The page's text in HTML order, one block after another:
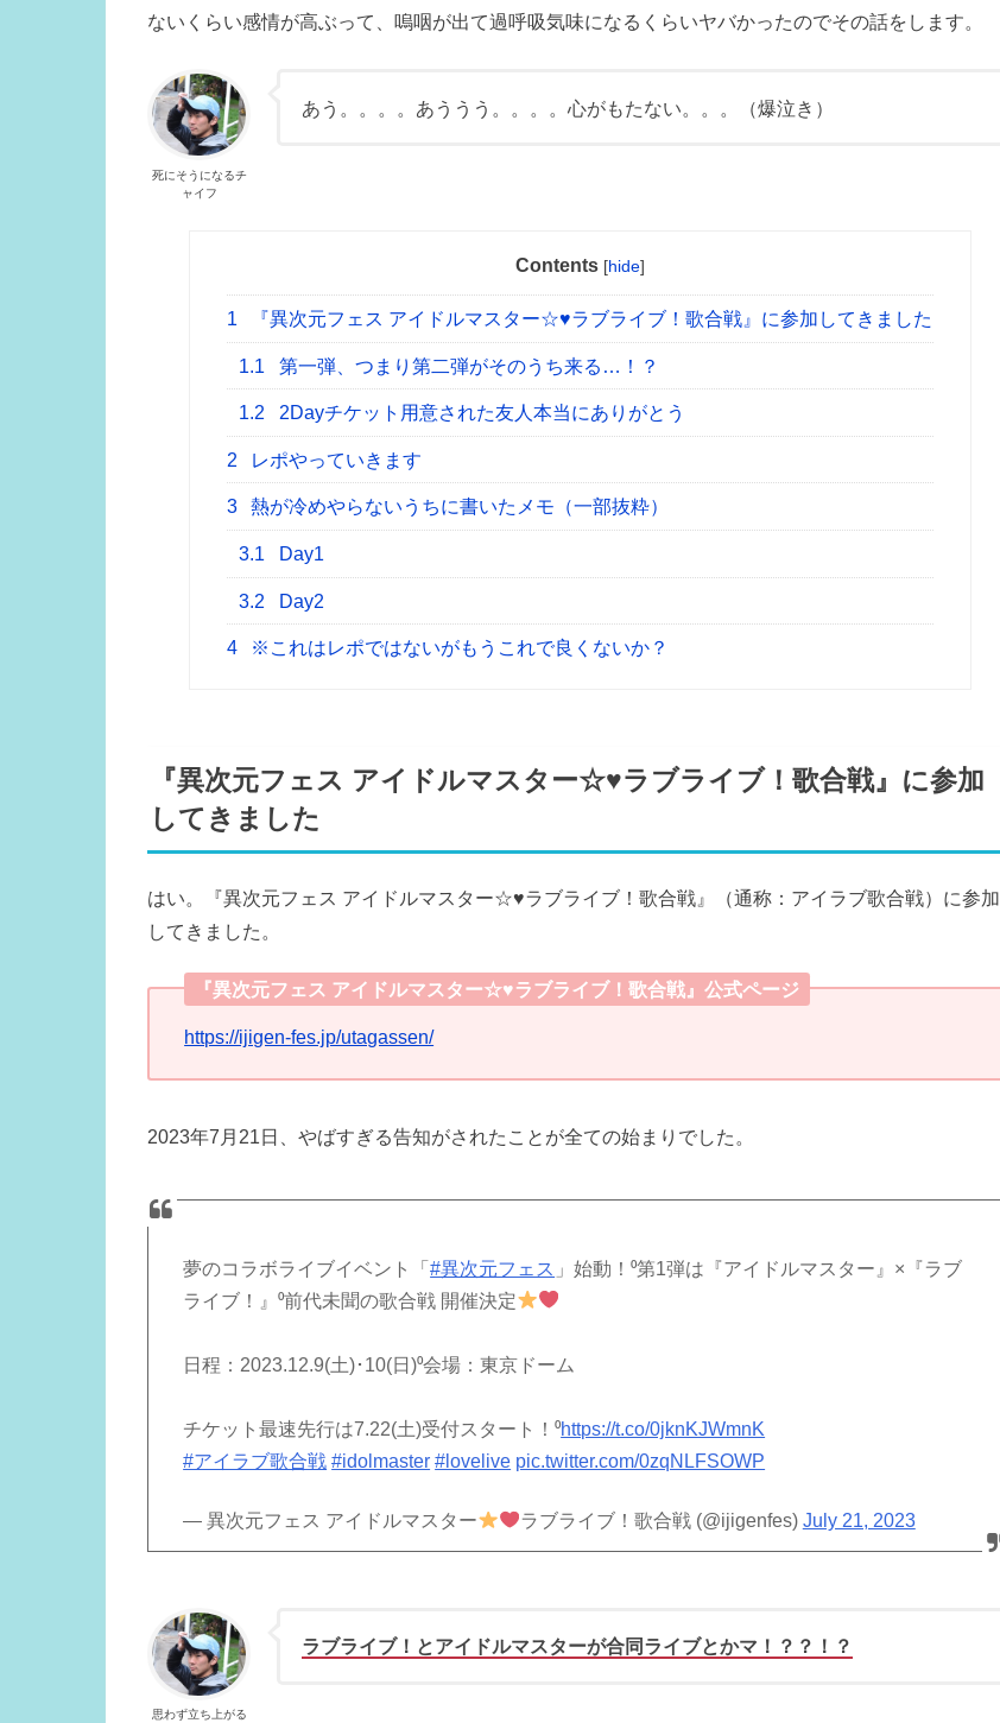
ないくらい感情が高ぶって、嗚咽が出て過呼吸気味になるくらいヤバかったのでその話をします。
死にそうになるチ
ャイフ
あう。。。。あううう。。。。心がもたない。。。（爆泣き）
Contents [hide]
1 『異次元フェス アイドルマスター☆♥ラブライブ！歌合戦』に参加してきました
1.1 第一弾、つまり第二弾がそのうち来る…！？
1.2 2Dayチケット用意された友人本当にありがとう
2 レポやっていきます
3 熱が冷めやらないうちに書いたメモ（一部抜粋）
3.1 Day1
3.2 Day2
4 ※これはレポではないがもうこれで良くないか？
『異次元フェス アイドルマスター☆♥ラブライブ！歌合戦』に参加
してきました
はい。『異次元フェス アイドルマスター☆♥ラブライブ！歌合戦』（通称：アイラブ歌合戦）に参加
してきました。
『異次元フェス アイドルマスター☆♥ラブライブ！歌合戦』公式ページ
https://ijigen-fes.jp/utagassen/
2023年7月21日、やばすぎる告知がされたことが全ての始まりでした。
夢のコラボライブイベント「#異次元フェス 」始動！⁰第1弾は『アイドルマスター』×『ラブ
ライブ！』⁰前代未聞の歌合戦 開催決定
日程：2023.12.9(土)･10(日)⁰会場：東京ドーム
チケット最速先行は7.22(土)受付スタート！⁰https://t.co/0jknKJWmnK
#アイラブ歌合戦 #idolmaster #lovelive pic.twitter.com/0zqNLFSOWP
— 異次元フェス アイドルマスター ラブライブ！歌合戦 (@ijigenfes) July 21, 2023
思わず立ち上がる
ラブライブ！とアイドルマスターが合同ライブとかマ！？？！？